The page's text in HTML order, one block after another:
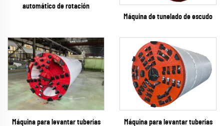
automático de rotación
Máquina de tunelado de escudo
Máquina para levantar tuberías
Máquina para levantar tuberías